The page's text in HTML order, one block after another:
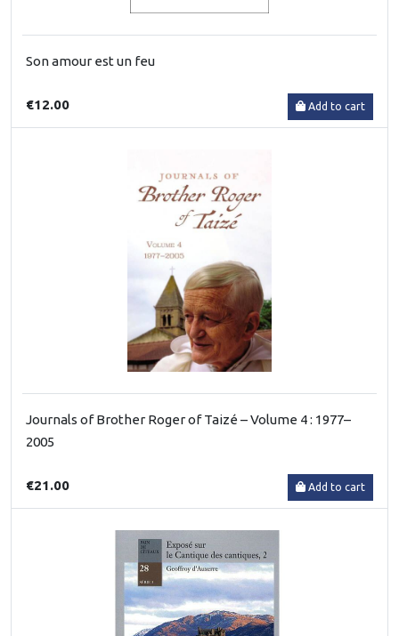
Son amour est un feu
€12.00 Add to cart
Journals of Brother Roger of Taizé – Volume 4 : 1977–
2005
€21.00 Add to cart